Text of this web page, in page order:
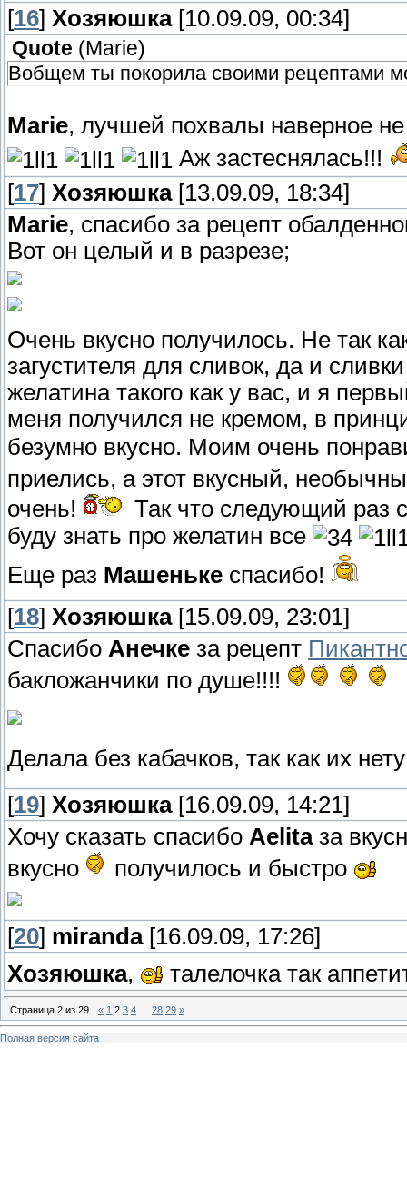
[16] Хозяюшка[10.09.09, 00:34]
Quote (Marie)
Вобщем ты покорила своими рецептами
Marie, лучшей похвалы наверное
Аж застеснялась!!!
[17] Хозяюшка[13.09.09, 18:34]
Marie, спасибо за рецепт
Вот он целый и в разрезе;
Очень вкусно получилось. Не так
загустителя для сливок, да и
желатина такого как у вас, и я
меня получился не кремом, в
безумно вкусно. Моим очень
приелись, а этот вкусный,
очень!
Так что следующий раз
буду знать про желатин все
Еще раз Машеньке спасибо!
[18] Хозяюшка[15.09.09, 23:01]
Спасибо Анечке за рецепт
бакложанчики по душе!!!!
Делала без кабачков, так как их
[19] Хозяюшка[16.09.09, 14:21]
Хочу сказать спасибо Aelitaза
вкусно
получилось и быстро
[20] miranda[16.09.09, 17:26]
Хозяюшка, талелочка так
Страница 2 из 29 « 1 2 3 4 28 29 »
Полная версия сайта